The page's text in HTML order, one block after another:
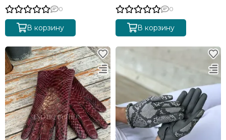
0
В корзину
0
В корзину